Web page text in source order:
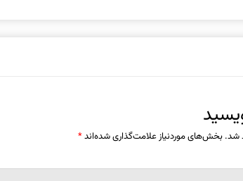
شد. بخش‌های موردنیاز علامت‌گذاری شده‌اند*